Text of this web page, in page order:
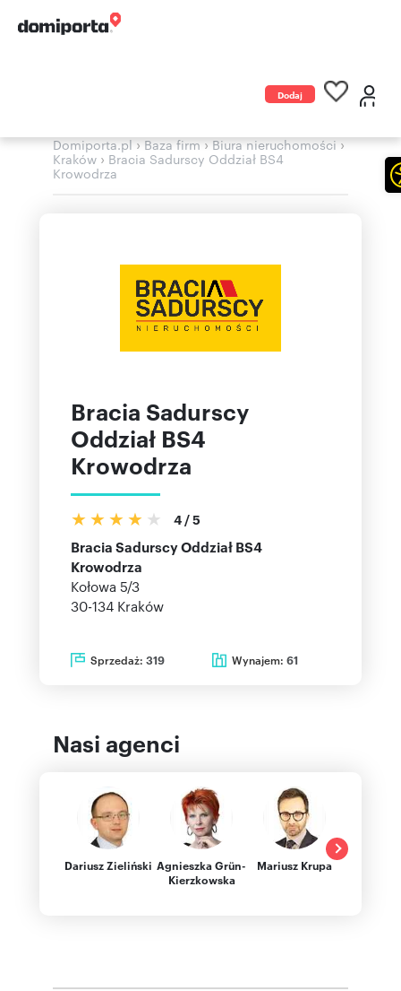
Dodaj
Domiporta.pl›Baza firm›Biura nieruchomości›
Kraków › Bracia Sadurscy Oddział BS4
Krowodrza
Bracia Sadurscy
Oddział BS4
Krowodrza
4 /5
Bracia Sadurscy Oddział BS4
Krowodrza
Kołowa 5/3
30-134 Kraków
Sprzedaż: 319 Wynajem: 61
Nasi agenci
Dariusz Zieliński Agnieszka Grün-
Kierzkowska
Mariusz Krupa